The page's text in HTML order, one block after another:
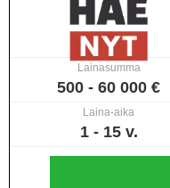
Lainasumma
500 - 60 000 €
Laina-aika
1 - 15 v.